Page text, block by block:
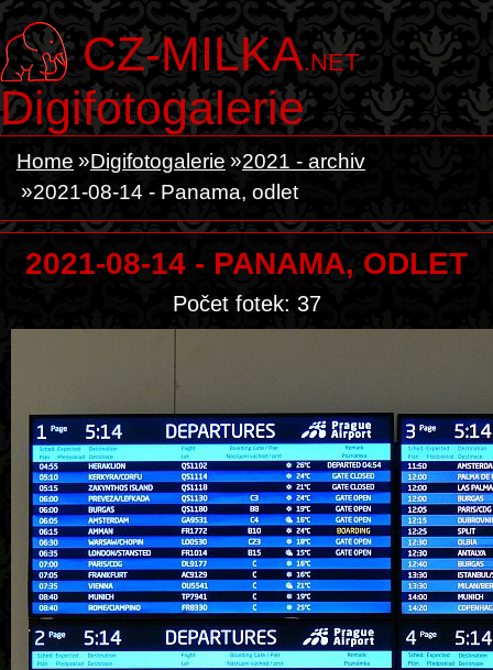
CZ-MILKA.NET
Digifotogalerie
Home Digifotogalerie
2021 - archiv
2021-08-14 - Panama, odlet
2021-08-14 - PANAMA, ODLET
Počet fotek: 37